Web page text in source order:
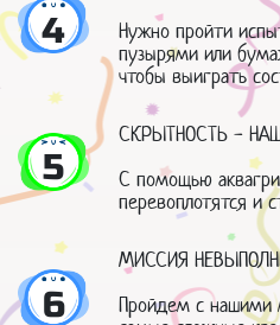
4
Нужно пройти
пузырями или
чтобы выиграть
5
СКРЫТНОСТЬ -
С помощью
перевоплотятся и
6
МИССИЯ
Пройдем с нашими